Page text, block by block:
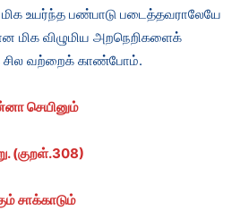
மிக உயர்ந்த பண்பாடு படைத்தவராலேயே
மிக விழுமிய அறநெறிகளைக்
வற்றைக் காண்போம்.
செயினும்
(குறள்.308)
சாக்காடும்